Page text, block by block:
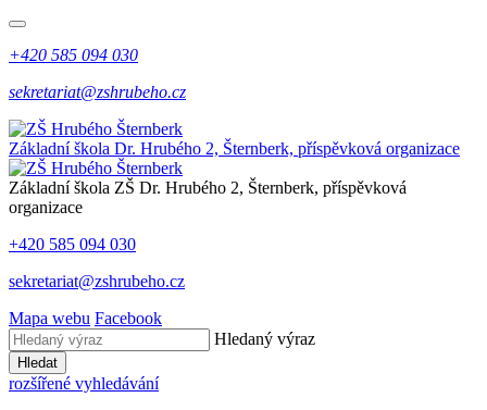
+420 585 094 030
sekretariat@zshrubeho.cz
Základní škola Dr. Hrubého 2, Šternberk, příspěvková organizace
Základní škola ZŠ Dr. Hrubého 2, Šternberk, příspěvková
organizace
+420 585 094 030
sekretariat@zshrubeho.cz
Mapa webu Facebook
Hledaný výraz
Hledat
rozšířené vyhledávání